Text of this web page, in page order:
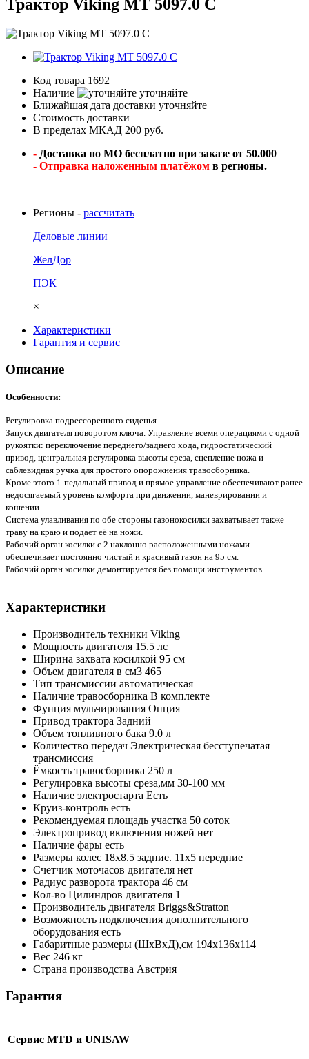
Трактор Viking MT 5097.0 C
Код товара 1692
Наличие
уточняйте
Ближайшая дата доставки уточняйте
Стоимость доставки
В пределах МКАД 200 руб.
- Доставка по МО бесплатно при заказе от 50.000
- Отправка наложенным платёжом в регионы.
Регионы - рассчитать
Деловые линии
ЖелДор
ПЭК
×
Характеристики
Гарантия и сервис
Описание
Особенности:
Регулировка подрессоренного сиденья.
Запуск двигателя поворотом ключа. Управление всеми операциями с одной
рукоятки: переключение переднего/заднего хода, гидростатический
привод, центральная регулировка высоты среза, сцепление ножа и
саблевидная ручка для простого опорожнения травосборника.
Кроме этого 1-педальный привод и прямое управление обеспечивают ранее
недосягаемый уровень комфорта при движении, маневрировании и
кошении.
Система улавливания по обе стороны газонокосилки захватывает также
траву на краю и подает её на ножи.
Рабочий орган косилки с 2 наклонно расположенными ножами
обеспечивает постоянно чистый и красивый газон на 95 см.
Рабочий орган косилки демонтируется без помощи инструментов.
Характеристики
Производитель техники Viking
Мощность двигателя 15.5 лс
Ширина захвата косилкой 95 см
Объем двигателя в см3 465
Тип трансмиссии автоматическая
Наличие травосборника В комплекте
Фунция мульчирования Опция
Привод трактора Задний
Объем топливного бака 9.0 л
Количество передач Электрическая бесступечатая
трансмиссия
Ёмкость травосборника 250 л
Регулировка высоты среза,мм 30-100 мм
Наличие электростарта Есть
Круиз-контроль есть
Рекомендуемая площадь участка 50 соток
Электропривод включения ножей нет
Наличие фары есть
Размеры колес 18х8.5 задние. 11х5 передние
Счетчик моточасов двигателя нет
Радиус разворота трактора 46 см
Кол-во Цилиндров двигателя 1
Производитель двигателя Briggs&Stratton
Возможность подключения дополнительного
оборудования есть
Габаритные размеры (ШхВхД),см 194х136х114
Вес 246 кг
Страна производства Австрия
Гарантия
Сервис MTD и UNISAW